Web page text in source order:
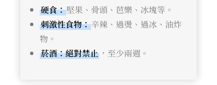
硬食：堅果、骨頭、芭樂、冰塊等。
刺激性食物：辛辣、過燙、過冰、油炸
物。
菸酒：絕對禁止 ，至少兩週。